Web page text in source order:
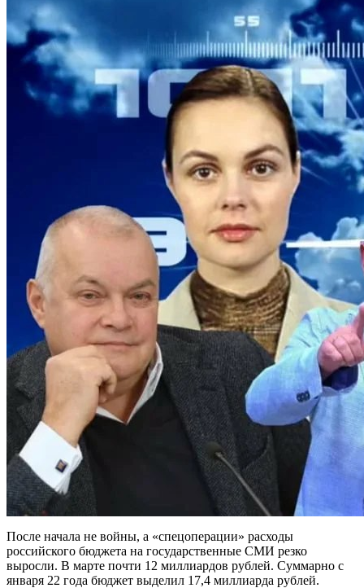
После начала не войны, а «спецоперации» расходы
российского бюджета на государственные СМИ резко
выросли. В марте почти 12 миллиардов рублей. Суммарно с
января 22 года бюджет выделил 17,4 миллиарда рублей.